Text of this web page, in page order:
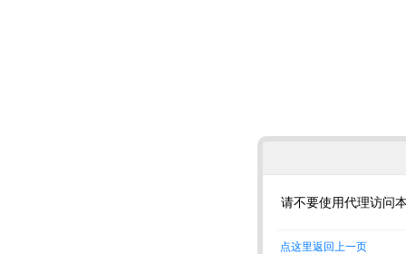
请不要使用代理访问
点这里返回上一页